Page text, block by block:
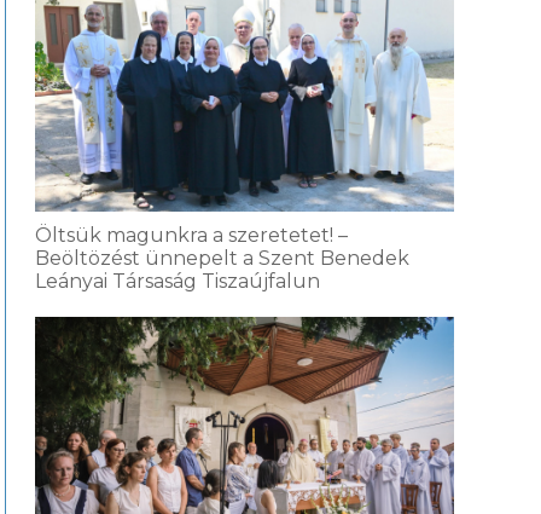
Öltsük magunkra a szeretetet! –
Beöltözést ünnepelt a Szent Benedek
Leányai Társaság Tiszaújfalun